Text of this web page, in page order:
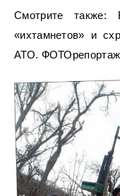
Смотрите также:
«ихтамнетов» и
АТО. ФОТОрепортаж